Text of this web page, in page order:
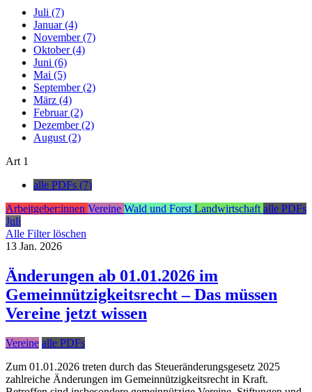
Juli (7)
Januar (4)
November (7)
Oktober (4)
Juni (6)
Mai (5)
September (2)
März (4)
Februar (2)
Dezember (2)
August (2)
Art 1
alle PDFs (7)
Arbeitgeber:innen Vereine Wald und Forst Landwirtschaft alle PDFs
Juli
Alle Filter löschen
13 Jan. 2026
Änderungen ab 01.01.2026 im
Gemeinnützigkeitsrecht – Das müssen
Vereine jetzt wissen
Vereine alle PDFs
Zum 01.01.2026 treten durch das Steueränderungsgesetz 2025
zahlreiche Änderungen im Gemeinnützigkeitsrecht in Kraft.